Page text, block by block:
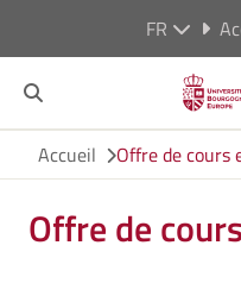
FR
Accueil Offre de cours
Offre de